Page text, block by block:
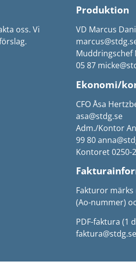
oss. Vi
Produktion
VD Marcus
Muddringschef
05 87
Ekonomi/
CFO Åsa
asa@stdg.se
Adm./Kontor
99 80
Kontoret 0250-
Fakturor
(Ao-nummer)
PDF-faktura (1
faktura@stdg.se